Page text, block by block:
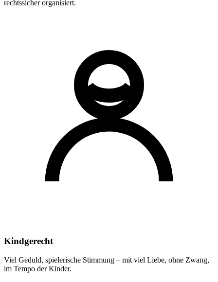
rechtssicher organisiert.
Kindgerecht
Viel Geduld, spielerische Stimmung – mit viel Liebe, ohne Zwang,
im Tempo der Kinder.